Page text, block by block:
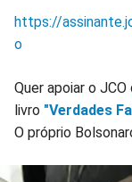
https://
o
Quer apoiar o
livro "Verdades
O próprio